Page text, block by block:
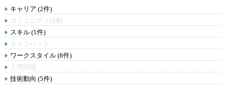
キャリア (2件)
コミュニティ活動
スキル (1件)
ライフハック
ワークスタイル (8件)
人間関係
技術動向 (5件)